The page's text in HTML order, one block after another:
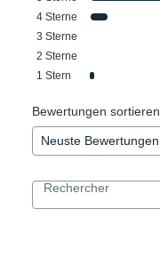
4 Sterne
3 Sterne
2 Sterne
1 Stern
Bewertungen sortieren